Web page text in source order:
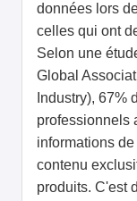
données lors
celles qui ont
Selon une
Global
Industry), 67%
professionnels
informations
contenu
produits. C'est